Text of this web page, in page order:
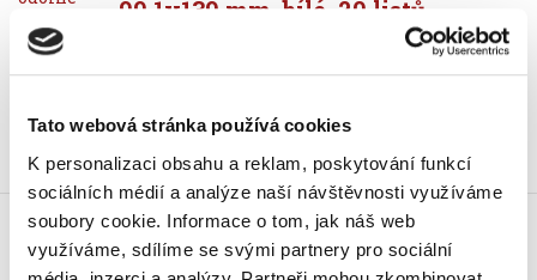
Tato webová stránka používá cookies
K personalizaci obsahu a reklam, poskytování funkcí
sociálních médií a analýze naší návštěvnosti využíváme
soubory cookie. Informace o tom, jak náš web
využíváme, sdílíme se svými partnery pro sociální
99,1x139 mm, bílé, 20 listů
Koupit
Skladem
Etikety odolné Avery L4775-20,
210x297 mm, bílé, 20 listů
779 Kč